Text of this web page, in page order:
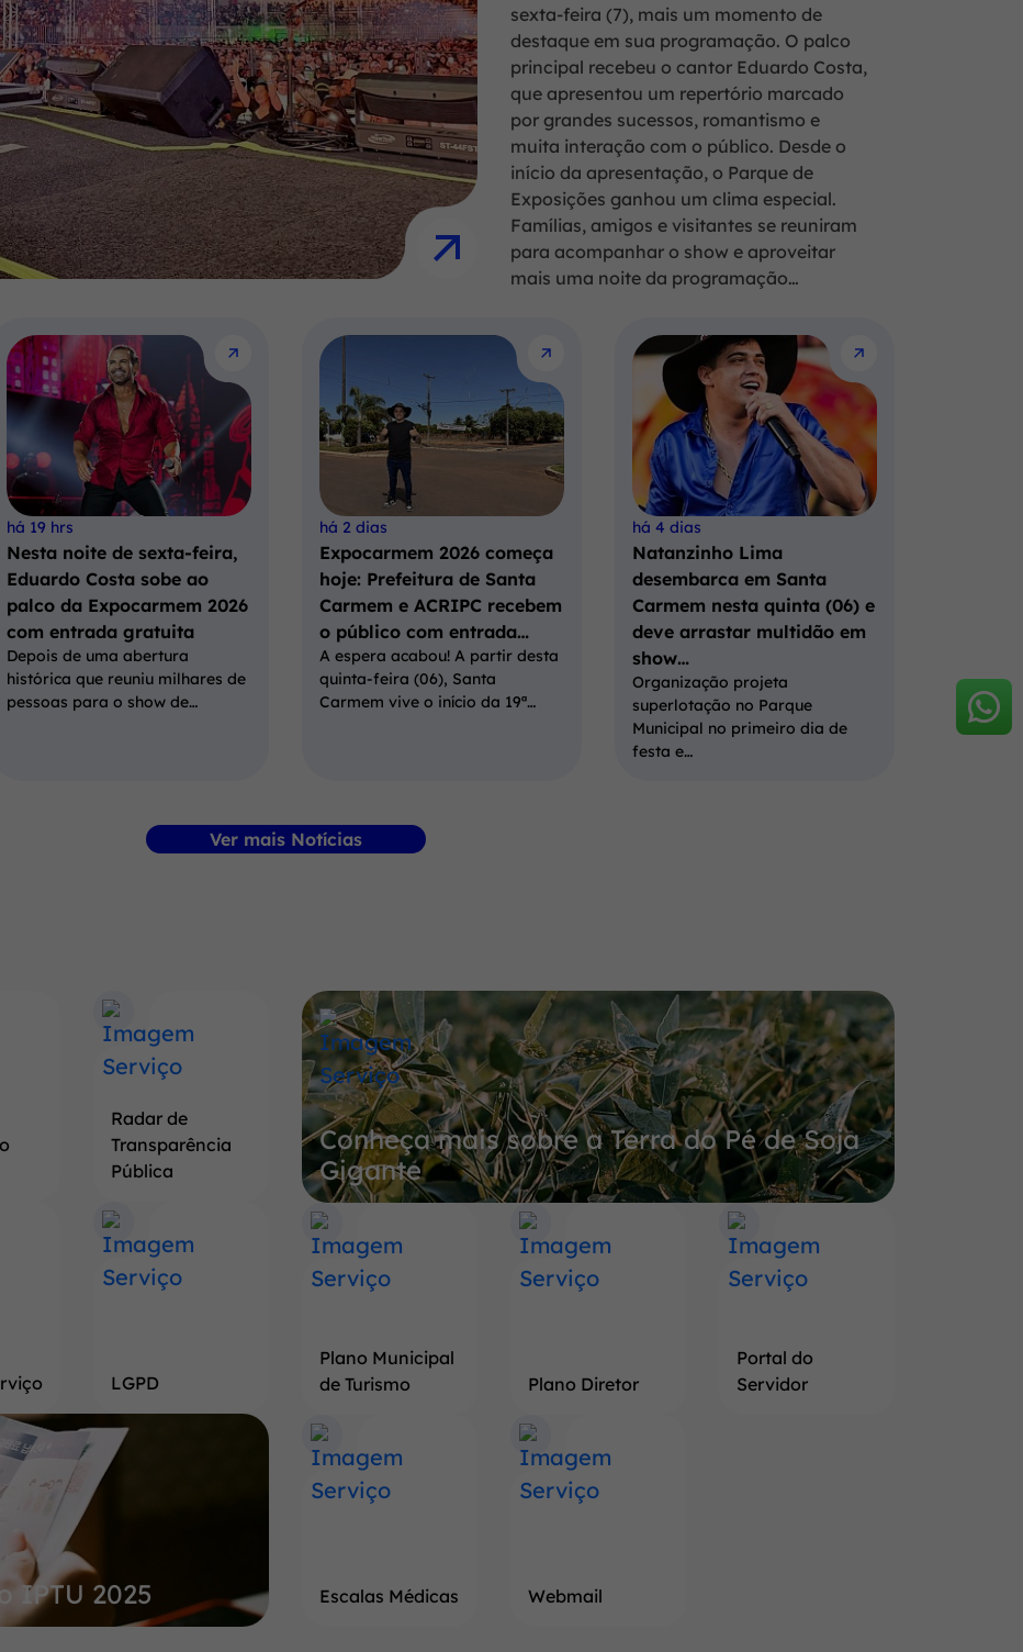
sexta-feira (7), mais um momento de
destaque em sua programação. O palco
principal recebeu o cantor Eduardo Costa,
que apresentou um repertório marcado
por grandes sucessos, romantismo e
muita interação com o público. Desde o
início da apresentação, o Parque de
Exposições ganhou um clima especial.
Famílias, amigos e visitantes se reuniram
para acompanhar o show e aproveitar
mais uma noite da programação…
há 19 hrs
Nesta noite de sexta-feira,
Eduardo Costa sobe ao
palco da Expocarmem 2026
com entrada gratuita
Depois de uma abertura
histórica que reuniu milhares de
pessoas para o show de…
há 2 dias
Expocarmem 2026 começa
hoje: Prefeitura de Santa
Carmem e ACRIPC recebem
o público com entrada…
A espera acabou! A partir desta
quinta-feira (06), Santa
Carmem vive o início da 19ª…
há 4 dias
Natanzinho Lima
desembarca em Santa
Carmem nesta quinta (06) e
deve arrastar multidão em
show…
Organização projeta
superlotação no Parque
Municipal no primeiro dia de
festa e…
Ver mais Notícias
Radar de
Transparência
Pública
LGPD
IPTU 2025
Banner
Conheça
mais
sobre
a
Terra
do
Pé
de
Conheça mais sobre a Terra do Pé de Soja
Gigante
Plano Municipal
de Turismo
Plano Diretor
Portal do
Servidor
Escalas Médicas Webmail